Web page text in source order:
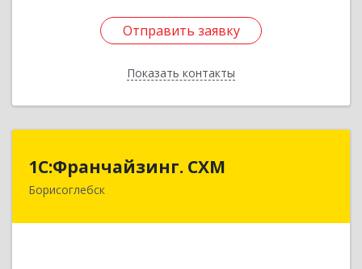
Отправить заявку
Показать контакты
Отправить заявку
Назад
1С:Франчайзинг. СХМ
Борисоглебск
397165, Воронежская обл, Борисоглебский р-н,